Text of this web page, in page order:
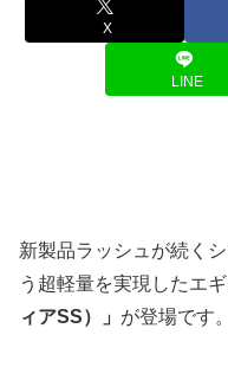
X
LINE
新製品ラッシュが続くシ
う超軽量を実現したエギ
ィアSS）」 が登場です。